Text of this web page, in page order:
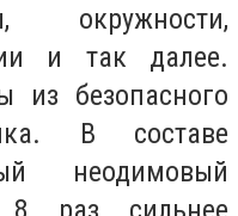
окружности,
и так далее.
из безопасного
В составе
неодимовый